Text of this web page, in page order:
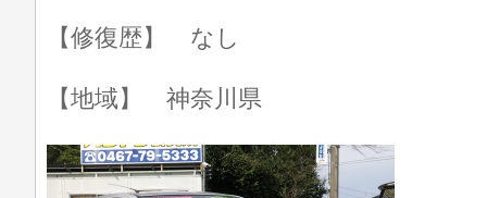
【修復歴】 なし
【地域】 神奈川県